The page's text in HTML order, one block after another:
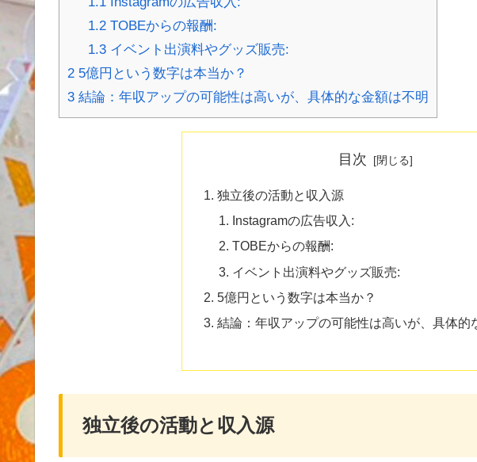
1.2TOBEからの報酬:
1.3イベント出演料やグッズ販売:
2 5億円という数字は本当か？
3 結論：年収アップの可能性は高いが、具体的な金額は不明
目次
独立後の活動と収入源
Instagramの広告収入:
TOBEからの報酬:
イベント出演料やグッズ販売:
5億円という数字は本当か？
結論：年収アップの可能性は高いが、具体的
独立後の活動と収入源